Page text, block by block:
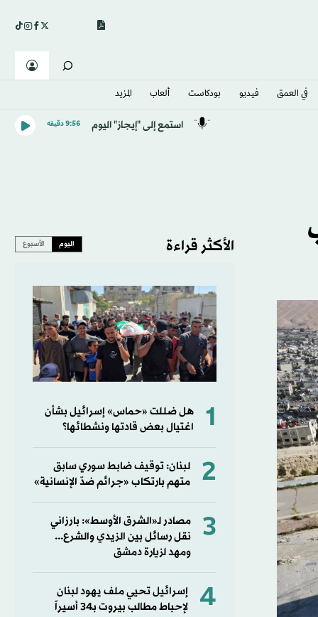
في العمق فيديو بودكاست ألعاب المزيد
استمع إلى "إيجاز" اليوم 9:56 دقيقه
الأكثر قراءة اليوم الأسبوع
1
هل ضللت «حماس» إسرائيل بشأن
اغتيال بعض قادتها ونشطائها؟
2
لبنان: توقيف ضابط سوري سابق
متهم بارتكاب «جرائم ضدّ الإنسانية»
3
مصادر لـ«الشرق الأوسط»: بارزاني
نقل رسائل بين الزيدي والشرع...
ومهد لزيارة دمشق
4
إسرائيل تحيي ملف يهود لبنان
لإحباط مطالب بيروت بـ34 أسيراً